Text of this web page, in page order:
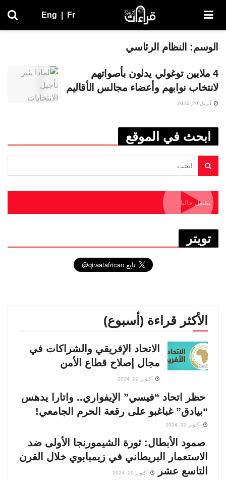
Eng Fr
الوسم: النظام الرئاسي
4 ملايين توغولي يدلون بأصواتهم
لانتخاب نوابهم وأعضاء مجالس الأقاليم
أبريل 29, 2024
ابحث في الموقع
يشغل حاليا
تويتر
الأكثر قراءة (أسبوع)
الاتحاد الإفريقي والشراكات في
مجال إصلاح قطاع الأمن
أكتوبر 22, 2024
حظر اتحاد “فيسي” الإيفواري.. واتارا يدهس
“بيادق” غباغبو على رقعة الحرم الجامعي!
أكتوبر 22, 2024
صمود الأبطال: ثورة الشيمورنجا الأولى ضد
الاستعمار البريطاني في زيمبابوي خلال القرن
التاسع عشر
أكتوبر 20, 2024